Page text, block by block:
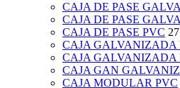
CAJA DE PASE
CAJA DE PASE
CAJA DE PASE PVC 27
CAJA GALVANIZADA
CAJA GALVANIZADA
CAJA GAN
CAJA MODULAR PVC